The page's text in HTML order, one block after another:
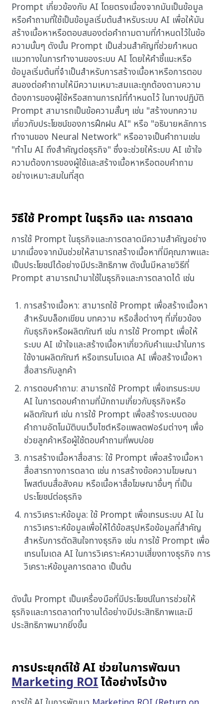
Prompt เกี่ยวข้องกับ AI โดยตรงเนื่องจากมันเป็นข้อมูล
หรือคำถามที่ใช้เป็นข้อมูลเริ่มต้นสำหรับระบบ AI เพื่อให้มัน
สร้างเนื้อหาหรือตอบสนองต่อคำถามตามที่กำหนดไว้ในข้อ
ความนั้นๆ ดังนั้น Prompt เป็นส่วนสำคัญที่ช่วยกำหนด
แนวทางในการทำงานของระบบ AI โดยให้คำชี้แนะหรือ
ข้อมูลเริ่มต้นที่จำเป็นสำหรับการสร้างเนื้อหาหรือการตอบ
สนองต่อคำถามให้มีความเหมาะสมและถูกต้องตามความ
ต้องการของผู้ใช้หรือสถานการณ์ที่กำหนดไว้ ในทางปฏิบัติ
Prompt สามารถเป็นข้อความสั้นๆ เช่น "สร้างบทความ
เกี่ยวกับประโยชน์ของการฝึกฝน AI" หรือ "อธิบายหลักการ
ทำงานของ Neural Network" หรืออาจเป็นคำถามเช่น
"ทำไม AI ถึงสำคัญต่อธุรกิจ" ซึ่งจะช่วยให้ระบบ AI เข้าใจ
ความต้องการของผู้ใช้และสร้างเนื้อหาหรือตอบคำถาม
อย่างเหมาะสมในที่สุด
วิธีใช้ Prompt ในธุรกิจ และ การตลาด
การใช้ Prompt ในธุรกิจและการตลาดมีความสำคัญอย่าง
มากเนื่องจากมันช่วยให้สามารถสร้างเนื้อหาที่มีคุณภาพและ
เป็นประโยชน์ได้อย่างมีประสิทธิภาพ ดังนั้นมีหลายวิธีที่
Prompt สามารถนำมาใช้ในธุรกิจและการตลาดได้ เช่น
การสร้างเนื้อหา: สามารถใช้ Prompt เพื่อสร้างเนื้อหา
สำหรับบล็อกเขียน บทความ หรือสื่อต่างๆ ที่เกี่ยวข้อง
กับธุรกิจหรือผลิตภัณฑ์ เช่น การใช้ Prompt เพื่อให้
ระบบ AI เข้าใจและสร้างเนื้อหาเกี่ยวกับคำแนะนำในการ
ใช้งานผลิตภัณฑ์ หรือเทรนโมเดล AI เพื่อสร้างเนื้อหา
สื่อสารกับลูกค้า
การตอบคำถาม: สามารถใช้ Prompt เพื่อเทรนระบบ
AI ในการตอบคำถามที่มักถามเกี่ยวกับธุรกิจหรือ
ผลิตภัณฑ์ เช่น การใช้ Prompt เพื่อสร้างระบบตอบ
คำถามอัตโนมัติบนเว็บไซต์หรือแพลตฟอร์มต่างๆ เพื่อ
ช่วยลูกค้าหรือผู้ใช้ตอบคำถามที่พบบ่อย
การสร้างเนื้อหาสื่อสาร: ใช้ Prompt เพื่อสร้างเนื้อหา
สื่อสารทางการตลาด เช่น การสร้างข้อความโฆษณา
โพสต์บนสื่อสังคม หรือเนื้อหาสื่อโฆษณาอื่นๆ ที่เป็น
ประโยชน์ต่อธุรกิจ
การวิเคราะห์ข้อมูล: ใช้ Prompt เพื่อเทรนระบบ AI ใน
การวิเคราะห์ข้อมูลเพื่อให้ได้ข้อสรุปหรือข้อมูลที่สำคัญ
สำหรับการตัดสินใจทางธุรกิจ เช่น การใช้ Prompt เพื่อ
เทรนโมเดล AI ในการวิเคราะห์ความเสี่ยงทางธุรกิจ การ
วิเคราะห์ข้อมูลการตลาด เป็นต้น
ดังนั้น Prompt เป็นเครื่องมือที่มีประโยชน์ในการช่วยให้
ธุรกิจและการตลาดทำงานได้อย่างมีประสิทธิภาพและมี
ประสิทธิภาพมากยิ่งขึ้น
การประยุกต์ใช้ AI ช่วยในการพัฒนา
Marketing ROIได้อย่างไรบ้าง